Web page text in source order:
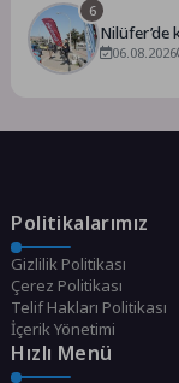
6
Nilüfer’de
06.08.2026
Politikalarımız
Gizlilik Politikası
Çerez Politikası
Telif Hakları Politikası
İçerik Yönetimi
Hızlı Menü